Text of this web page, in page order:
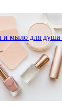
и мыло для душа